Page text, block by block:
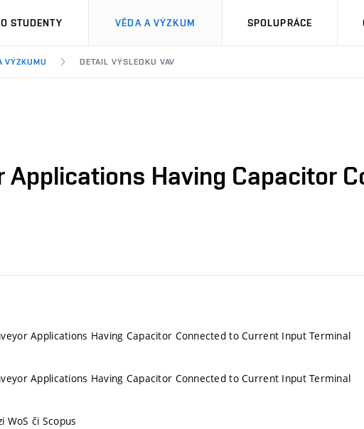
STUDENTY VĚDA A VÝZKUM SPOLUPRÁCE
VÝZKUMU DETAIL VÝSLEDKU VAV
Applications Having Capacitor
Applications Having Capacitor Connected to Current Input Terminal
Applications Having Capacitor Connected to Current Input Terminal
WoS či Scopus